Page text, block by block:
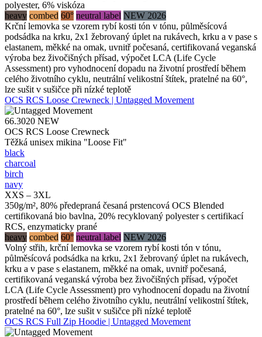
polyester, 6% viskóza
heavy combed 60° neutral label NEW 2026
Krční lemovka se vzorem rybí kosti tón v tónu, půlměsícová
podsádka na krku, 2x1 žebrovaný úplet na rukávech, krku a v pase s
elastanem, měkké na omak, uvnitř počesaná, certifikovaná veganská
výroba bez živočišných přísad, výpočet LCA (Life Cycle
Assessment) pro vyhodnocení dopadu na životní prostředí během
celého životního cyklu, neutrální velikostní štítek, pratelné na 60°,
lze sušit v sušičce při nízké teplotě
OCS RCS Loose Crewneck | Untagged Movement
66.3020 NEW
OCS RCS Loose Crewneck
Těžká unisex mikina "Loose Fit"
black
charcoal
birch
navy
XXS – 3XL
350g/m², 80% předepraná česaná prstencová OCS Blended
certifikovaná bio bavlna, 20% recyklovaný polyester s certifikací
RCS, enzymaticky prané
heavy combed 60° neutral label NEW 2026
Volný střih, krční lemovka se vzorem rybí kosti tón v tónu,
půlměsícová podsádka na krku, 2x1 žebrovaný úplet na rukávech,
krku a v pase s elastanem, měkké na omak, uvnitř počesaná,
certifikovaná veganská výroba bez živočišných přísad, výpočet
LCA (Life Cycle Assessment) pro vyhodnocení dopadu na životní
prostředí během celého životního cyklu, neutrální velikostní štítek,
pratelné na 60°, lze sušit v sušičce při nízké teplotě
OCS RCS Full Zip Hoodie | Untagged Movement